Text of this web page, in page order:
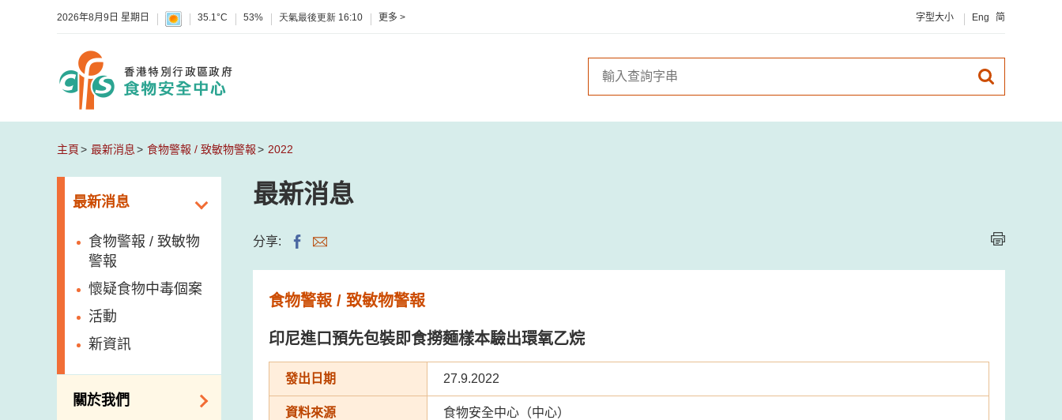
2026年8月9日 星期日 35.1°C 53% 天氣最後更新 16:10 更多 > 字型大小 Eng 简
主頁 最新消息 食物警報 / 致敏物警報 2022
最新消息
食物警報 / 致敏物
警報
懷疑食物中毒個案
活動
新資訊
關於我們
最新消息
分享:
食物警報 / 致敏物警報
印尼進口預先包裝即食撈麵樣本驗出環氧乙烷
發出日期 27.9.2022
資料來源 食物安全中心（中心）